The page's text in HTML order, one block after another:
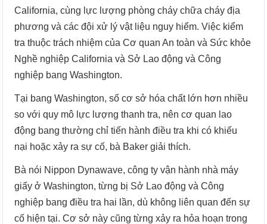
California, cùng lực lượng phòng cháy chữa cháy địa
phương và các đội xử lý vật liệu nguy hiểm. Việc kiểm
tra thuộc trách nhiệm của Cơ quan An toàn và Sức khỏe
Nghề nghiệp California và Sở Lao động và Công
nghiệp bang Washington.
Tại bang Washington, số cơ sở hóa chất lớn hơn nhiều
so với quy mô lực lượng thanh tra, nên cơ quan lao
động bang thường chỉ tiến hành điều tra khi có khiếu
nại hoặc xảy ra sự cố, bà Baker giải thích.
Bà nói Nippon Dynawave, công ty vận hành nhà máy
giấy ở Washington, từng bị Sở Lao động và Công
nghiệp bang điều tra hai lần, dù không liên quan đến sự
cố hiện tại. Cơ sở này cũng từng xảy ra hỏa hoạn trong